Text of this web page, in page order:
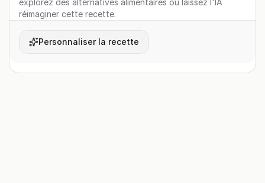
explorez des alternatives alimentaires ou laissez l'IA
réimaginer cette recette.
Personnaliser la recette